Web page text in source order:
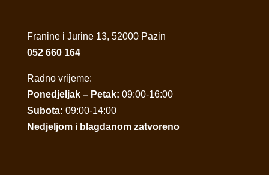
Franine i Jurine 13, 52000 Pazin
052 660 164
Radno vrijeme:
Ponedjeljak – Petak: 09:00-16:00
Subota: 09:00-14:00
Nedjeljom i blagdanom zatvoreno